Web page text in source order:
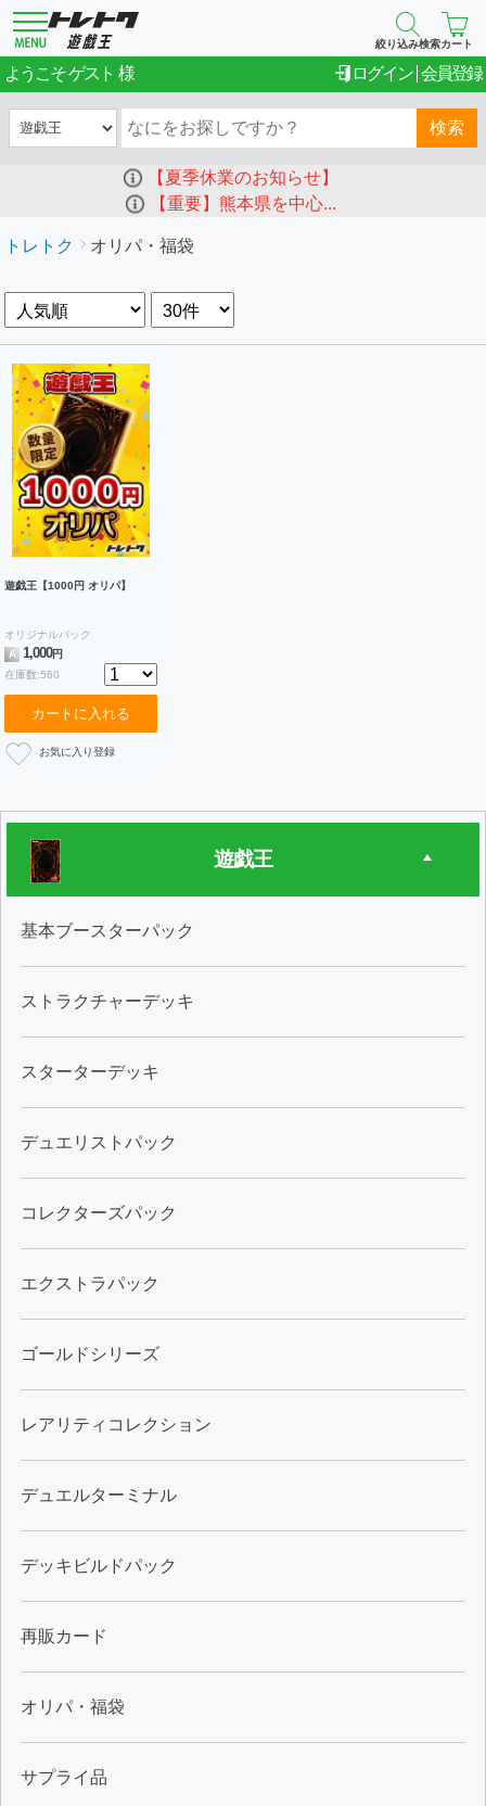
絞り込み検索カート
ようこそゲスト ログイン 会員登録
検索
【夏季休業のお知らせ】
【重要】熊本県を中心...
トレトク オリパ・福袋
遊戯王【1000円 オリパ】
オリジナルパック
A
1,000円
在庫数:560
カートに入れる
遊戯王
基本ブースターパック
ストラクチャーデッキ
スターターデッキ
デュエリストパック
コレクターズパック
エクストラパック
ゴールドシリーズ
レアリティコレクション
デュエルターミナル
デッキビルドパック
再販カード
オリパ・福袋
サプライ品